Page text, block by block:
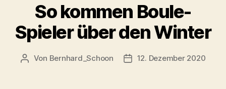
So kommen Boule-
Spieler über den Winter
Beitragsautor
Von Bernhard_Schoon Veröffentlichungsdatum
12. Dezember 2020